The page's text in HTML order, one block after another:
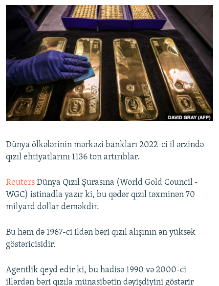
ARAŞDIRMA
MULTIMEDIA
FOTOQALEREYA
İNFOQRAFIKA
KARIKATURA
RADIO ARXIV
OXU ZALI
AZƏRBAYCAN ƏDƏBIYYATI KITABXANASI
İSLAM VƏ DEMOKRATIYA
İZ - MƏDƏNIYYƏT PROQRAMI
HAQQIMIZDA
MISSIYAMIZ
PEŞƏ ETIKASI VƏ JURNALISTIKA STANDARTLARIMIZ
MATERIALLARIMIZDAN ISTIFADƏ
BIZIMLƏ ƏLAQƏ
BIZI IZLƏ
Dünya ölkələrinin mərkəzi bankları 2022-ci il ərzində
qızıl ehtiyatlarını 1136 ton artırıblar.
Reuters Dünya Qızıl Şurasına (World Gold Council -
WGC) istinadla yazır ki, bu qədər qızıl təxminən 70
milyard dollar deməkdir.
Bu həm də 1967-ci ildən bəri qızıl alışının ən yüksək
göstəricisidir.
Agentlik qeyd edir ki, bu hadisə 1990 və 2000-ci
illərdən bəri qızıla münasibətin dəyişdiyini göstərir